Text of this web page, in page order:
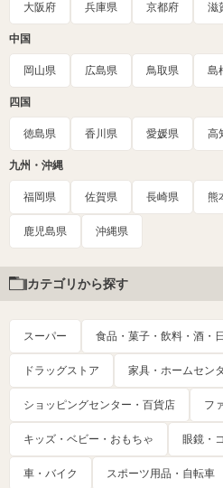
大阪府 兵庫県 京都府 滋
中国
岡山県 広島県 鳥取県 島
四国
徳島県 香川県 愛媛県 高
九州・沖縄
福岡県 佐賀県 長崎県 熊
鹿児島県 沖縄県
カテゴリから探す
スーパー 食品・菓子・飲料・酒・
ドラッグストア 家具・ホームセン
ショッピングセンター・百貨店 フ
キッズ・ベビー・おもちゃ 眼鏡・
車・バイク スポーツ用品・自転車